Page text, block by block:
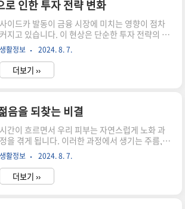
양하지만, 가장 흔한 원인 중 하나는 반복적인 스
동작입니다. 골프 스윙은 손목과 손가락에 많은
힘이 가해지기 때문에, 반복적인 동작은 피로와 긴
장을 유발하여 통증으로 이어질 수 있습니다. 특히,
잘못된 그립 방식이나 스윙 자세는 손가락에 추가
적인 부담을 주어 통증을 악화시킬 수 있습니다. 또
한, 골프공의 탄성과 클럽의 ..
로 인한 투자 전략 변화
사이드카 발동이 금융 시장에 미치는 영향이 점차
커지고 있습니다. 이 현상은 단순한 투자 전략의 변
화를 요구할 뿐만 아니라, 투자자들에게 새로운 기
회를 제공하기도 합니다. 이 글에서는 사이드카 발
동의 개념과 그로 인해 발생하는 투자 전략의 변화
에 대해 깊이 있게 탐구해 보겠습니다. 사이드카란
적으로 중단하거나 제한하는 메커니즘을 의미합
니다. 주식 시장에서는 주가가 급격히 하락하거나
상승할 때 발동되며, 이는 시장의 안정성을 확보하
기 위한 조치입니다. 이러한 시스템은 2008년 금융
위기 이후 더욱 강화되어, 시장의 과도한 변동성을
억제하는 중요한 역할을 하고 있습니다. 사이드카
발동의 목적은 투자자들이 감정적..
생활정보 2024. 8. 7.
더보기 ››
음을 되찾는 비결
시간이 흐르면서 우리 피부는 자연스럽게 노화 과
정을 겪게 됩니다. 이러한 과정에서 생기는 주름,
처짐, 탄력 저하는 많은 사람들이 고민하는 문제입
니다. 울쎄라 리프팅은 이 모든 고민을 해결할 수 있
는 놀라운 방법으로 주목받고 있습니다. 최신 기술
을 활용한 이 시술은 어떻게 젊음을 되찾고, 피부를
생활정보 2024. 8. 7.
더보기 ››